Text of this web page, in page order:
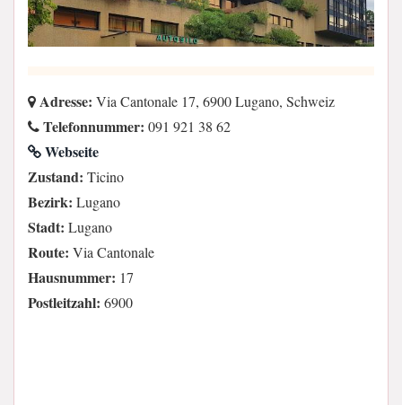
Adresse: Via Cantonale 17, 6900 Lugano, Schweiz
Telefonnummer: 091 921 38 62
Webseite
Zustand: Ticino
Bezirk: Lugano
Stadt: Lugano
Route: Via Cantonale
Hausnummer: 17
Postleitzahl: 6900